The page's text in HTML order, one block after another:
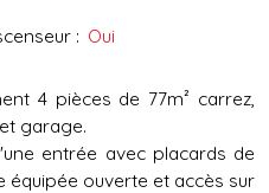
: Oui
4 pièces de 77m² carrez,
garage.
entrée avec placards de
équipée ouverte et accès sur